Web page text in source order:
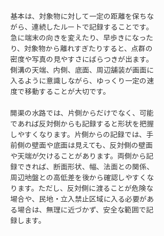
基本は、対象物に対して一定の距離を保ちな
がら、連続したルートで記録することです。
急に端末の向きを変えたり、早歩きになった
り、対象物から離れすぎたりすると、点群の
密度や写真の見やすさにばらつきが出ます。
側溝の天端、内側、底面、周辺舗装が画面に
入るように意識しながら、ゆっくり一定の速
度で移動することが大切です。
開渠の水路では、片側からだけでなく、可能
であれば反対側からも記録すると形状を把握
しやすくなります。片側からの記録では、手
前側の壁面や底面は見えても、反対側の壁面
や天端が欠けることがあります。両側から記
録できれば、断面形状、幅、法面との関係、
周辺地盤との高低差を後から確認しやすくな
ります。ただし、反対側に渡ることが危険な
場合や、民地・立入禁止区域に入る必要があ
る場合は、無理に近づかず、安全な範囲で記
録します。